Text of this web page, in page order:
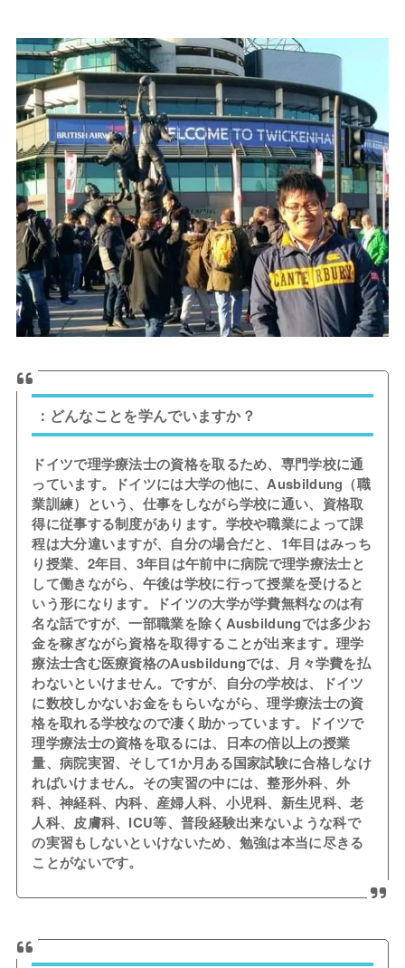
：どんなことを学んでいますか？
ドイツで理学療法士の資格を取るため、専門学校に通
っています。ドイツには大学の他に、Ausbildung（職
業訓練）という、仕事をしながら学校に通い、資格取
得に従事する制度があります。学校や職業によって課
程は大分違いますが、自分の場合だと、1年目はみっち
り授業、2年目、3年目は午前中に病院で理学療法士と
して働きながら、午後は学校に行って授業を受けると
いう形になります。ドイツの大学が学費無料なのは有
名な話ですが、一部職業を除くAusbildungでは多少お
金を稼ぎながら資格を取得することが出来ます。理学
療法士含む医療資格のAusbildungでは、月々学費を払
わないといけません。ですが、自分の学校は、ドイツ
に数校しかないお金をもらいながら、理学療法士の資
格を取れる学校なので凄く助かっています。ドイツで
理学療法士の資格を取るには、日本の倍以上の授業
量、病院実習、そして1か月ある国家試験に合格しなけ
ればいけません。その実習の中には、整形外科、外
科、神経科、内科、産婦人科、小児科、新生児科、老
人科、皮膚科、ICU等、普段経験出来ないような科で
の実習もしないといけないため、勉強は本当に尽きる
ことがないです。